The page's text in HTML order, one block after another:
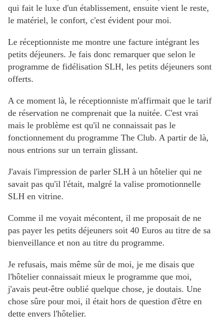
qui fait le luxe d'un établissement, ensuite vient le reste,
le matériel, le confort, c'est évident pour moi.
Le réceptionniste me montre une facture intégrant les
petits déjeuners. Je fais donc remarquer que selon le
programme de fidélisation SLH, les petits déjeuners sont
offerts.
A ce moment là, le réceptionniste m'affirmait que le tarif
de réservation ne comprenait que la nuitée. C'est vrai
mais le problème est qu'il ne connaissait pas le
fonctionnement du programme The Club. A partir de là,
nous entrions sur un terrain glissant.
J'avais l'impression de parler SLH à un hôtelier qui ne
savait pas qu'il l'était, malgré la valise promotionnelle
SLH en vitrine.
Comme il me voyait mécontent, il me proposait de ne
pas payer les petits déjeuners soit 40 Euros au titre de sa
bienveillance et non au titre du programme.
Je refusais, mais même sûr de moi, je me disais que
l'hôtelier connaissait mieux le programme que moi,
j'avais peut-être oublié quelque chose, je doutais. Une
chose sûre pour moi, il était hors de question d'être en
dette envers l'hôtelier.